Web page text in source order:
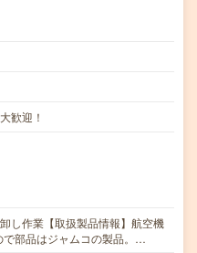
歓迎！
し作業【取扱製品情報】航空機
で部品はジャムコの製品。…